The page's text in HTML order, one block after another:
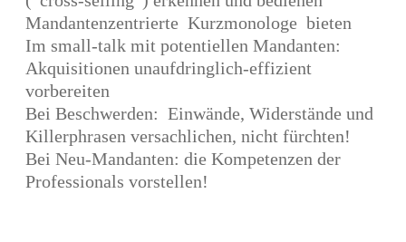
Mandantenzentrierte Kurzmonologe bieten
Im small-talk mit potentiellen Mandanten:
Akquisitionen unaufdringlich-effizient
vorbereiten
Bei Beschwerden: Einwände, Widerstände und
Killerphrasen versachlichen, nicht fürchten!
Bei Neu-Mandanten: die Kompetenzen der
Professionals vorstellen!